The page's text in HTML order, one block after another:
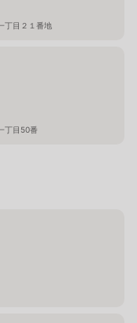
丁目２１番地
丁目50番